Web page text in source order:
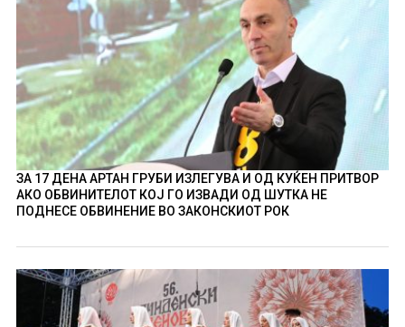
ЗА 17 ДЕНА АРТАН ГРУБИ ИЗЛЕГУВА И ОД КУЌЕН ПРИТВОР
АКО ОБВИНИТЕЛОТ КОЈ ГО ИЗВАДИ ОД ШУТКА НЕ
ПОДНЕСЕ ОБВИНЕНИЕ ВО ЗАКОНСКИОТ РОК